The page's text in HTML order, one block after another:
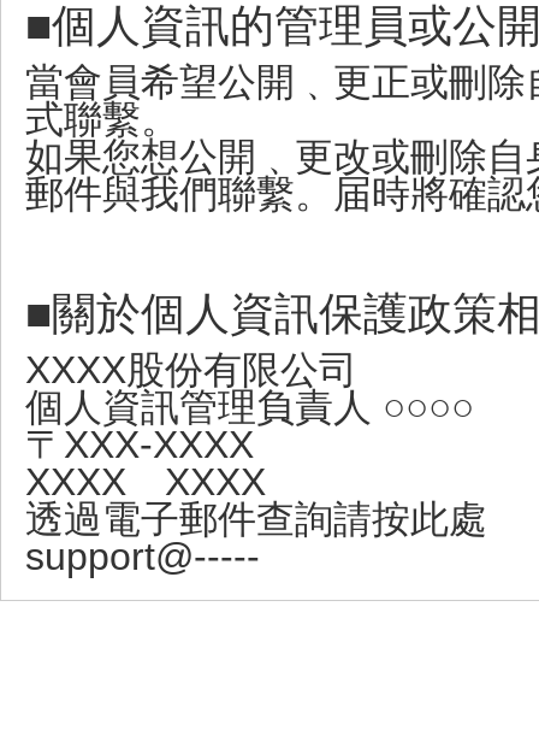
■個人資訊的管理員或公
當會員希望公開﹑更正或刪
式聯繫。
如果您想公開﹑更改或刪除
郵件與我們聯繫。届時將確
■關於個人資訊保護政策
XXXX股份有限公司
個人資訊管理負責人 ○○○○
〒XXX-XXXX
XXXX XXXX
透過電子郵件查詢請按此處
support@-----